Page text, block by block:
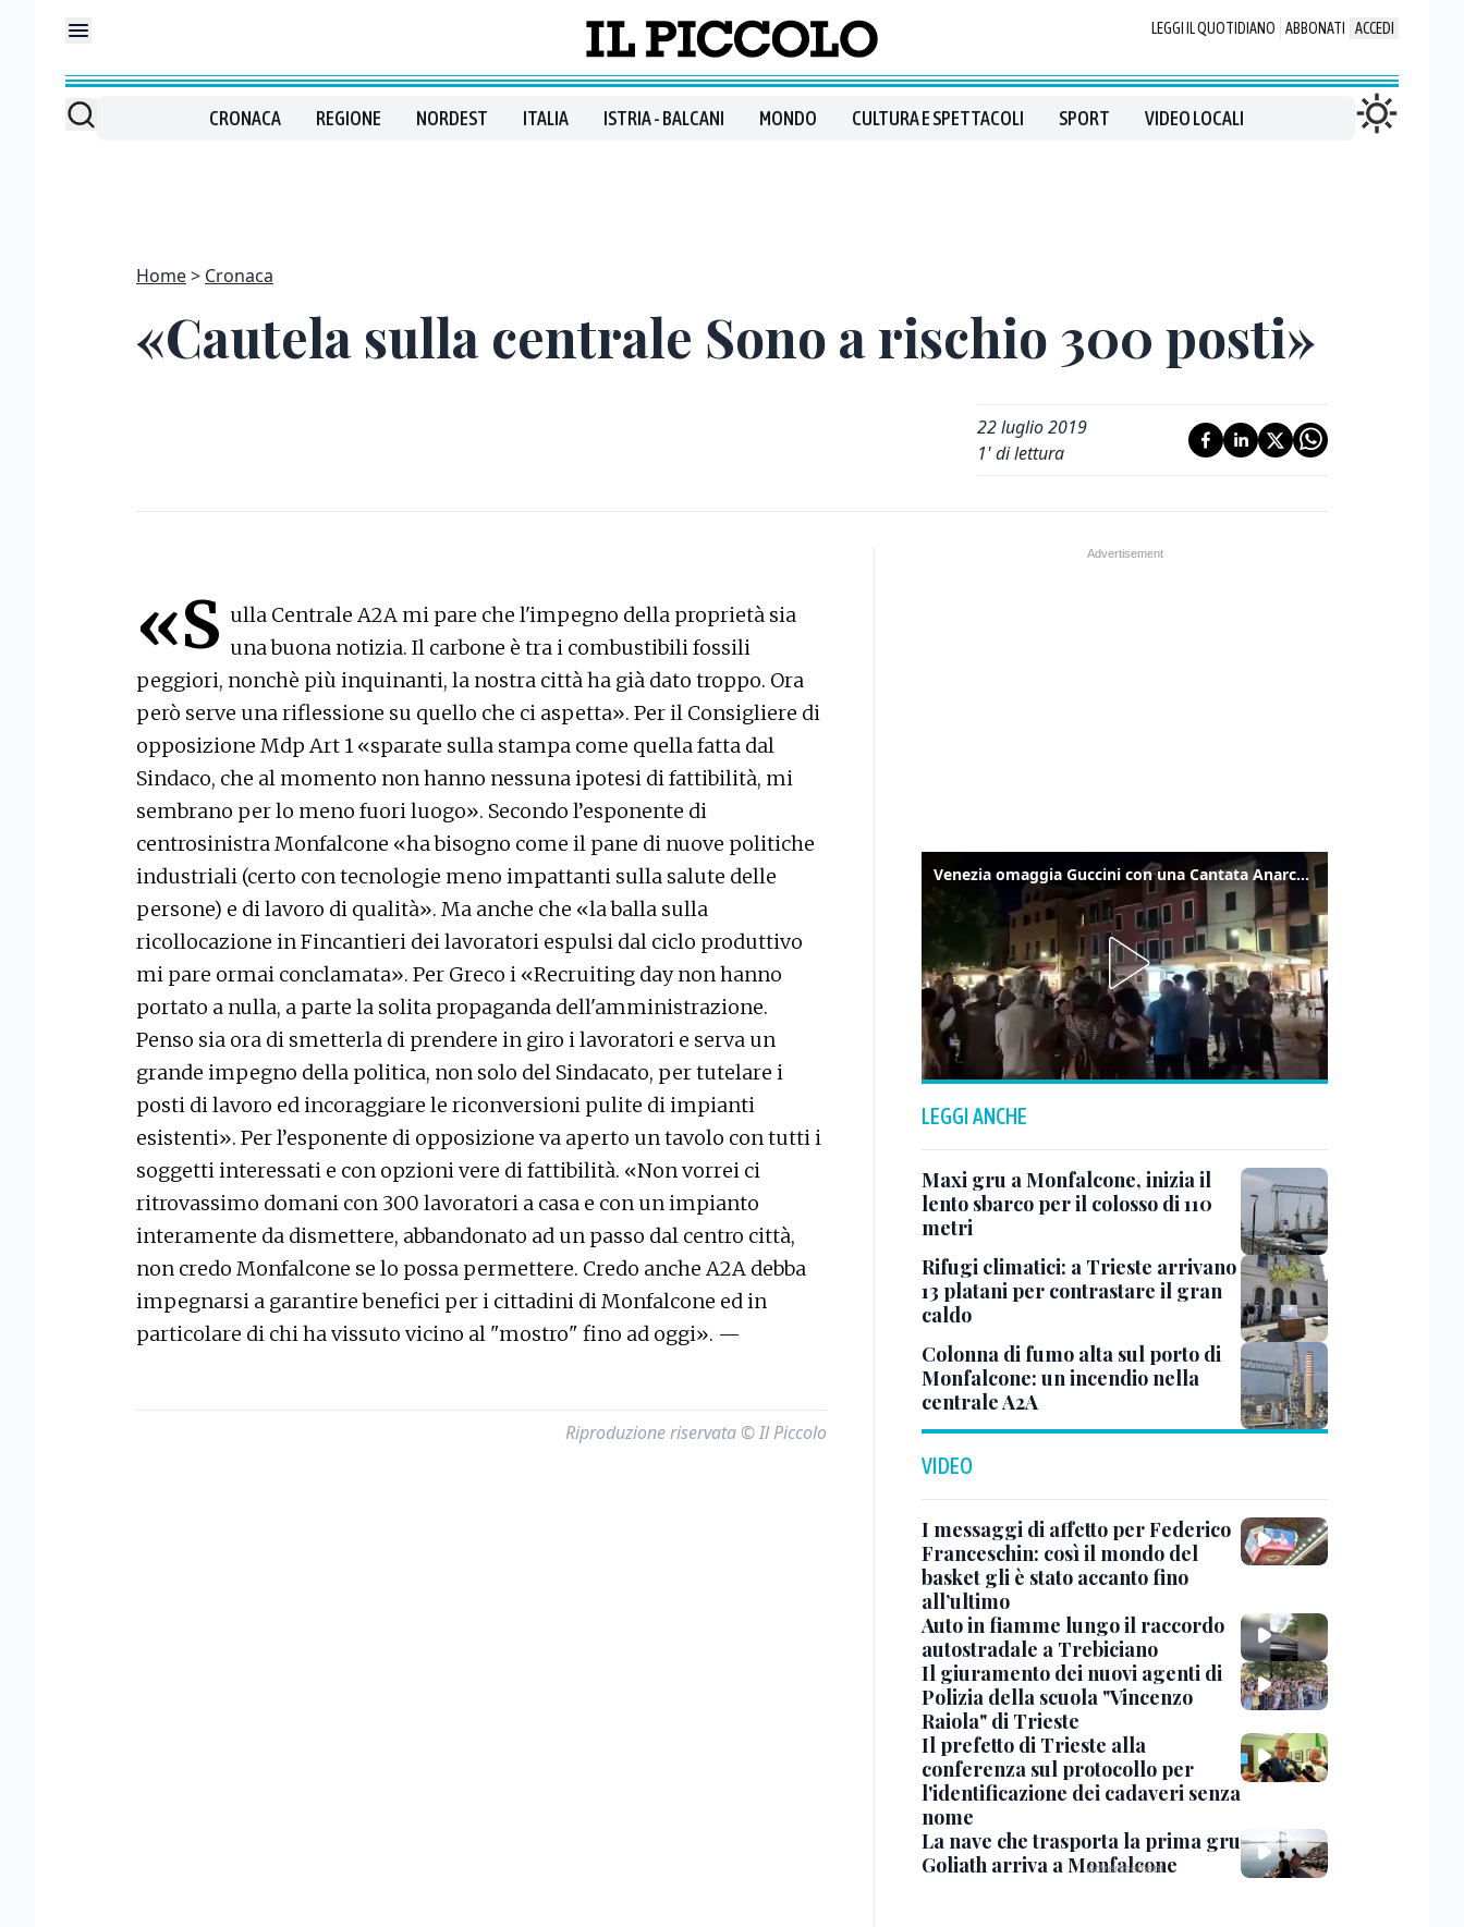
LEGGI IL QUOTIDIANO ABBONATI ACCEDI
CRONACA REGIONE NORDEST ITALIA ISTRIA - BALCANI MONDO CULTURA E SPETTACOLI SPORT VIDEO LOCALI
Home Cronaca
«Cautela sulla centrale Sono a rischio 300 posti»
22 luglio 2019
1' di lettura
«S ulla Centrale A2A mi pare che l'impegno della proprietà sia
una buona notizia. Il carbone è tra i combustibili fossili
peggiori, nonchè più inquinanti, la nostra città ha già dato troppo. Ora
però serve una riflessione su quello che ci aspetta». Per il Consigliere di
opposizione Mdp Art 1 «sparate sulla stampa come quella fatta dal
Sindaco, che al momento non hanno nessuna ipotesi di fattibilità, mi
sembrano per lo meno fuori luogo». Secondo l’esponente di
centrosinistra Monfalcone «ha bisogno come il pane di nuove politiche
industriali (certo con tecnologie meno impattanti sulla salute delle
persone) e di lavoro di qualità». Ma anche che «la balla sulla
ricollocazione in Fincantieri dei lavoratori espulsi dal ciclo produttivo
mi pare ormai conclamata». Per Greco i «Recruiting day non hanno
portato a nulla, a parte la solita propaganda dell'amministrazione.
Penso sia ora di smetterla di prendere in giro i lavoratori e serva un
grande impegno della politica, non solo del Sindacato, per tutelare i
posti di lavoro ed incoraggiare le riconversioni pulite di impianti
esistenti». Per l’esponente di opposizione va aperto un tavolo con tutti i
soggetti interessati e con opzioni vere di fattibilità. «Non vorrei ci
ritrovassimo domani con 300 lavoratori a casa e con un impianto
interamente da dismettere, abbandonato ad un passo dal centro città,
non credo Monfalcone se lo possa permettere. Credo anche A2A debba
impegnarsi a garantire benefici per i cittadini di Monfalcone ed in
particolare di chi ha vissuto vicino al "mostro" fino ad oggi». —
Riproduzione riservata © Il Piccolo
Venezia omaggia Guccini con una Cantata Anarchica in campo Santa Margherita
LEGGI ANCHE
Maxi gru a Monfalcone, inizia il
lento sbarco per il colosso di 110
metri
Rifugi climatici: a Trieste arrivano
13 platani per contrastare il gran
caldo
Colonna di fumo alta sul porto di
Monfalcone: un incendio nella
centrale A2A
VIDEO
I messaggi di affetto per Federico
Franceschin: così il mondo del
basket gli è stato accanto fino
all’ultimo
Auto in fiamme lungo il raccordo
autostradale a Trebiciano
Il giuramento dei nuovi agenti di
Polizia della scuola "Vincenzo
Raiola" di Trieste
Il prefetto di Trieste alla
conferenza sul protocollo per
l'identificazione dei cadaveri senza
nome
La nave che trasporta la prima gru
Goliath arriva a Monfalcone